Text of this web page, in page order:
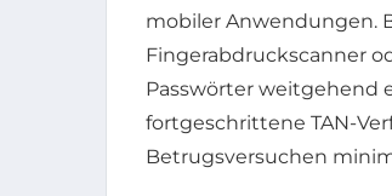
mobiler Anwendungen.
Fingerabdruckscanner
Passwörter weitgehend
fortgeschrittene TAN-
Betrugsversuchen